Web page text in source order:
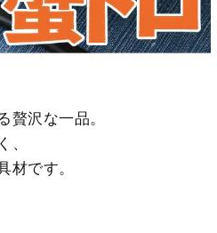
贅沢な一品。
、
材です。